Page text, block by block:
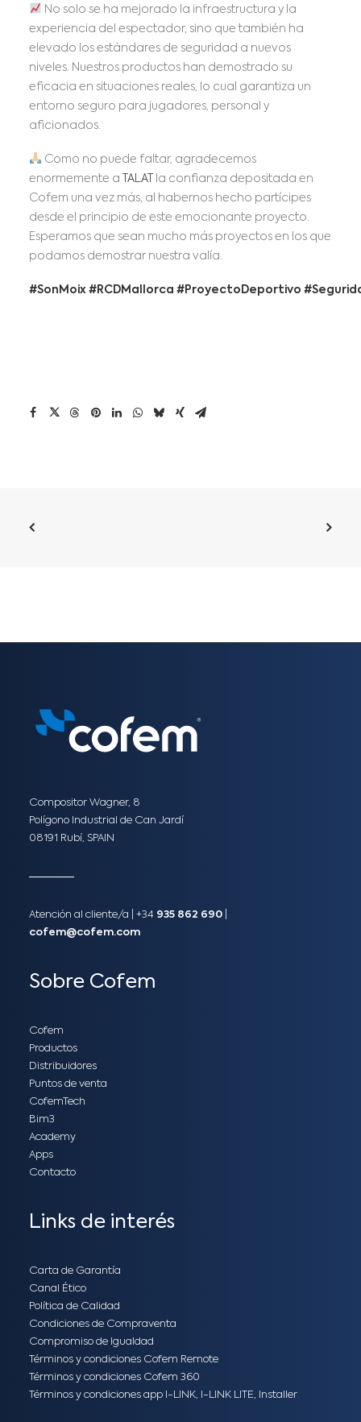
No solo se ha mejorado la infraestructura y la
experiencia del espectador, sino que también ha
elevado los estándares de seguridad a nuevos
niveles. Nuestros productos han demostrado su
eficacia en situaciones reales, lo cual garantiza un
entorno seguro para jugadores, personal y
aficionados.
Como no puede faltar, agradecemos
enormemente a
TALAT
la confianza depositada en
Cofem una vez más, al habernos hecho partícipes
desde el principio de este emocionante proyecto.
Esperamos que sean mucho más proyectos en los que
podamos demostrar nuestra valía.
#SonMoix #RCDMallorca #ProyectoDeportivo
Compositor Wagner, 8
Polígono Industrial de Can Jardí
08191 Rubí, SPAIN
Atención al cliente/a​ | +34 935 862 690
cofem@cofem.com
Sobre Cofem
Cofem
Productos
Distribuidores
Puntos de venta
CofemTech
Bim3
Academy
Apps
Contacto
Links de interés
Carta de Garantía
Canal Ético
Política de Calidad
Condiciones de Compraventa
Compromiso de Igualdad
Términos y condiciones Cofem Remote
Términos y condiciones Cofem 360
Términos y condiciones app I-LINK, I-LINK LITE, Installer